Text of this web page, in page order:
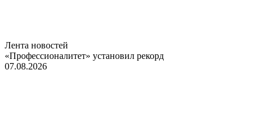
Лента новостей
«Профессионалитет» установил рекорд
07.08.2026